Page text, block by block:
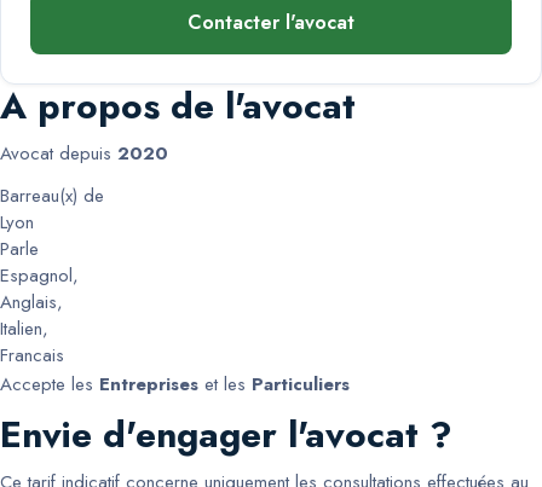
Contacter l'avocat
A propos de l'avocat
Avocat depuis 2020
Barreau(x) de
Lyon
Parle
Espagnol,
Anglais,
Italien,
Francais
Accepte les Entreprises et les Particuliers
Envie d'engager l'avocat ?